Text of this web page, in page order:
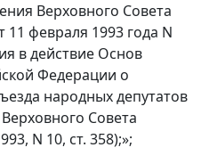
Верховного Совета
февраля 1993 года N
в действие Основ
Федерации о
народных депутатов
Совета
N 10, ст. 358);»;